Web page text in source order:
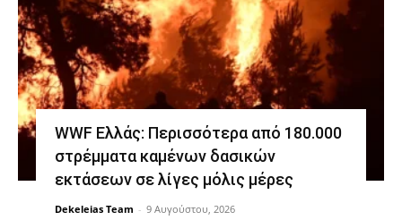
WWF Ελλάς: Περισσότερα από 180.000
στρέμματα καμένων δασικών
εκτάσεων σε λίγες μόλις μέρες
Dekeleias Team - 9 Αυγούστου, 2026